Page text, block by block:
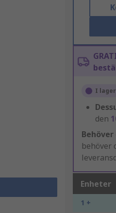
I lager
den
Behöver
behöver
Enheter
1 +